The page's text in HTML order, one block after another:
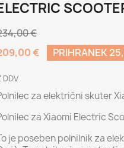
€
€
PRIHRANEK
DDV
za električni skuter
za Xiaomi Electric
je poseben polnilnik za